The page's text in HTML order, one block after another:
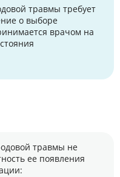
травмы требует
о выборе
врачом на
травмы не
ее появления